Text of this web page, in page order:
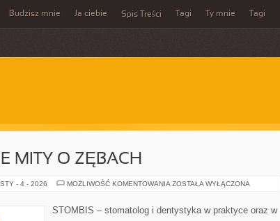
Budzisz mnie Ja ciebie Spis Treści Tagi Ty mnie Tagi
MITY O ZĘBACH
STY - 4 - 2026 MOŻLIWOŚĆ KOMENTOWANIA NAJCZĘSTSZE
ZĘBACH
ZOSTAŁA WYŁĄCZONA
STOMBIS – stomatolog i dentystyka w praktyce oraz w